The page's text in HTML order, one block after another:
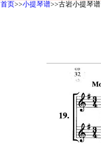
首页>>小提琴谱>>古岩小提琴谱